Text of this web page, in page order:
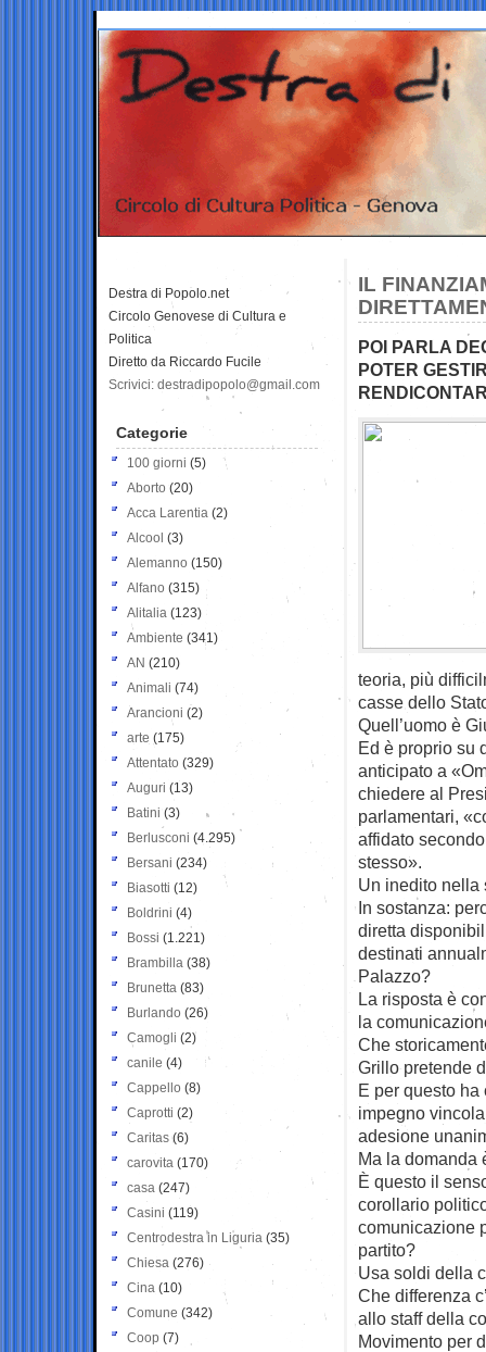
IL
POI PARLA
POTER
teoria, più
casse dello
Quell’uomo è
Ed è proprio su
anticipato a
chiedere al
parlamentari,
affidato
stesso».
Un inedito nella
In sostanza:
diretta
destinati
Palazzo?
La risposta è
la
Che
Grillo pretende
E per questo
impegno
adesione
Ma la domanda
È questo il
corollario
comunicazione
partito?
Usa soldi della
Che differenza
allo staff della
Movimento per
Destra di Popolo.net
Circolo Genovese di Cultura e
Politica
Diretto da Riccardo Fucile
Scrivici: destradipopolo@gmail.com
Categorie
100 giorni (5)
Aborto (20)
Acca Larentia (2)
Alcool (3)
Alemanno (150)
Alfano (315)
Alitalia (123)
Ambiente (341)
AN (210)
Animali (74)
Arancioni (2)
arte (175)
Attentato (329)
Auguri (13)
Batini (3)
Berlusconi (4.295)
Bersani (234)
Biasotti (12)
Boldrini (4)
Bossi (1.221)
Brambilla (38)
Brunetta (83)
Burlando (26)
Camogli (2)
canile (4)
Cappello (8)
Caprotti (2)
Caritas (6)
carovita (170)
casa (247)
Casini (119)
Centrodestra in Liguria (35)
Chiesa (276)
Cina (10)
Comune (342)
Coop (7)